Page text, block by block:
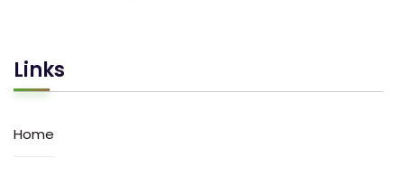
Links
Home